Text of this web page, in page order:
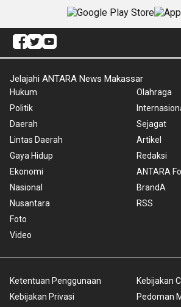
Jelajahi ANTARA News Makassar
Hukum
Politik
Daerah
Lintas Daerah
Gaya Hidup
Ekonomi
Nasional
Nusantara
Foto
Video
Olahraga
Sejagat
Artikel
Redaksi
ANTARA
BrandA
RSS
Ketentuan Penggunaan
Kebijakan Privasi
Kebijakan
Pedoman